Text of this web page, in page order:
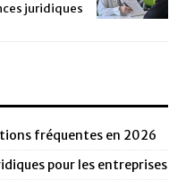
juridiques
fréquentes en 2026
pour les entreprises